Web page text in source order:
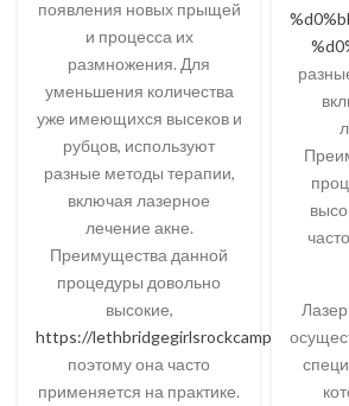
появления новых прыщей
и процесса их
размножения. Для
уменьшения количества
уже имеющихся высеков и
рубцов, используют
разные методы терапии,
включая лазерное
лечение акне.
Преимущества данной
процедуры довольно
высокие,
https://lethbridgegirlsrockcamp.com
поэтому она часто
применяется на практике.